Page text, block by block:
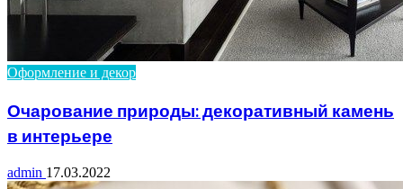
Оформление и декор
Очарование природы: декоративный камень
в интерьере
admin 17.03.2022